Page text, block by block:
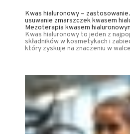
Kwas hialuronowy –
usuwanie zmarszczek kwasem
Mezoterapia kwasem
Kwas hialuronowy to jeden z
składników w kosmetykach i
który zyskuje na znaczeniu w